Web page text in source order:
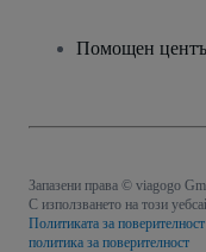
Помощен
Запазени права © viagogo
С използването на този
Политиката за поверителност
политика за поверителност